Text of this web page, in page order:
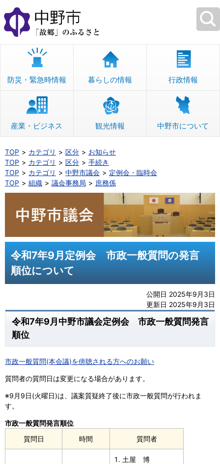
本
文
へ
移
防災・緊急時情報 暮らしの情報 行政情報
産業・ビジネス 観光情報 中野市について
TOP カテゴリ 区分
お知らせ
TOP
カテゴリ 区分
手続き
TOP
カテゴリ 中野市議会
定例会・臨時会
TOP
組織 議会事務局 庶務係
令和7年9月定例会 市政一般質問の発言
順位について
公開日 2025年9月3日
更新日 2025年9月3日
令和7年9月中野市議会定例会 市政一般質問発言
順位
市政一般質問(本会議)を傍聴される方へのお願い
質問者の質問日は変更になる場合があります。
※9月9日(火曜日)は、議案質疑終了後に市政一般質問が行われま
す。
質問日 時間 質問者
市政一般質問発言順位
土屋 博